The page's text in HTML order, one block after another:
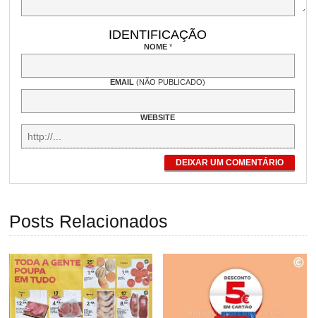
IDENTIFICAÇÃO
NOME *
EMAIL(NÃO PUBLICADO)
WEBSITE
DEIXAR UM COMENTÁRIO
Posts Relacionados